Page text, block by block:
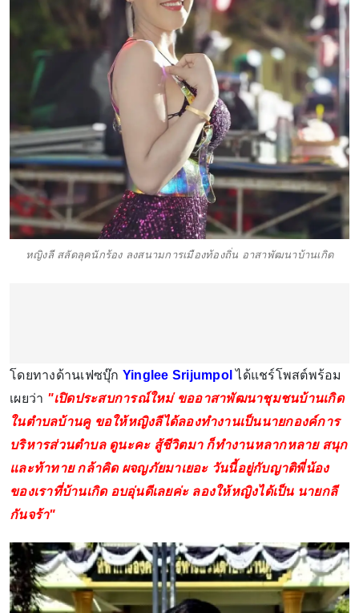
หญิงลี สลัดลุคนักร้อง ลงสนามการเมืองท้องถิ่น อาสาพัฒนาบ้านเกิด
โดยทางด้านเฟซบุ๊ก Yinglee Srijumpol ได้แชร์โพสต์พร้อม
เผยว่า "เปิดประสบการณ์ใหม่ ขออาสาพัฒนาชุมชนบ้านเกิด
ในตำบลบ้านคู ขอให้หญิงลีได้ลองทำงานเป็นนายกองค์การ
บริหารส่วนตำบล ดูนะคะ สู้ชีวิตมา ก็ทำงานหลากหลาย สนุก
และท้าทาย กล้าคิด ผจญภัยมาเยอะ วันนี้อยู่กับญาติพี่น้อง
ของเราที่บ้านเกิด อบอุ่นดีเลยค่ะ ลองให้หญิงได้เป็น นายกลี
กันจร้า"